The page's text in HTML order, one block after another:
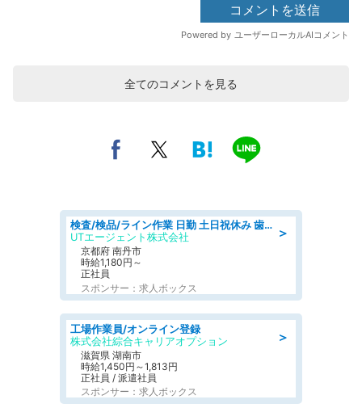
全てのコメントを見る
＞
検査/検品/ライン作業 日勤 土日祝休み 歯科模型製造 有償休憩あり 残業ほぼなし
UTエージェント株式会社
京都府 南丹市
時給1,180円～
正社員
スポンサー：求人ボックス
＞
工場作業員/オンライン登録
株式会社綜合キャリアオプション
滋賀県 湖南市
時給1,450円～1,813円
正社員 / 派遣社員
スポンサー：求人ボックス